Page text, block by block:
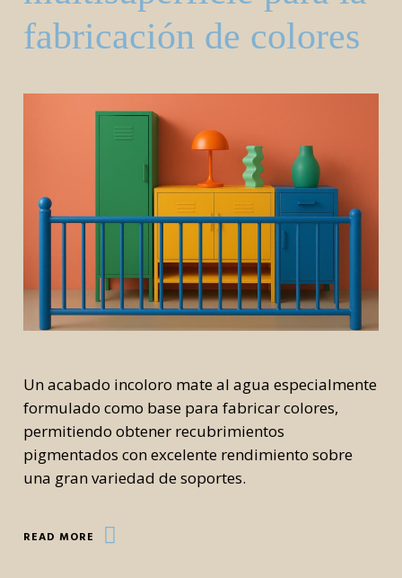
fabricación de colores
Un acabado incoloro mate al agua especialmente
formulado como base para fabricar colores,
permitiendo obtener recubrimientos
pigmentados con excelente rendimiento sobre
una gran variedad de soportes.
READ MORE